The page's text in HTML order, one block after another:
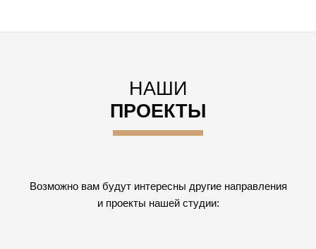
НАШИ
ПРОЕКТЫ
Возможно вам будут интересны другие направления
и проекты нашей студии: